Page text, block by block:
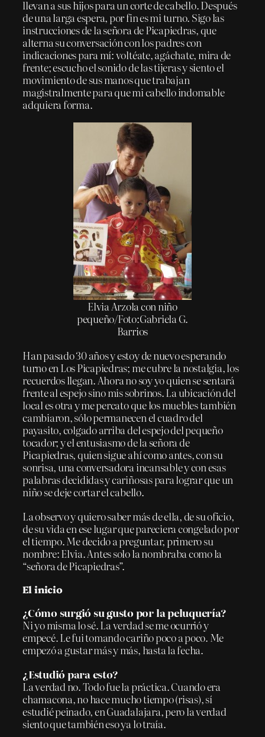
llevan a sus hijos para un corte de cabello. Después
de una larga espera, por fin es mi turno. Sigo las
instrucciones de la señora de Picapiedras, que
alterna su conversación con los padres con
indicaciones para mí: voltéate, agáchate, mira de
frente; escucho el sonido de las tijeras y siento el
movimiento de sus manos que trabajan
magistralmente para que mi cabello indomable
adquiera forma.
Elvia Arzola con niño
pequeño/Foto:Gabriela G.
Barrios
Han pasado 30 años y estoy de nuevo esperando
turno en Los Picapiedras; me cubre la nostalgia, los
recuerdos llegan. Ahora no soy yo quien se sentará
frente al espejo sino mis sobrinos. La ubicación del
local es otra y me percato que los muebles también
cambiaron, sólo permanecen el cuadro del
payasito, colgado arriba del espejo del pequeño
tocador; y el entusiasmo de la señora de
Picapiedras, quien sigue ahí como antes, con su
sonrisa, una conversadora incansable y con esas
palabras decididas y cariñosas para lograr que un
niño se deje cortar el cabello.
La observo y quiero saber más de ella, de su oficio,
de su vida en ese lugar que pareciera congelado por
el tiempo. Me decido a preguntar, primero su
nombre: Elvia. Antes solo la nombraba como la
“señora de Picapiedras”.
El inicio
¿Cómo surgió su gusto por la peluquería?
Ni yo misma lo sé. La verdad se me ocurrió y
empecé. Le fui tomando cariño poco a poco. Me
empezó a gustar más y más, hasta la fecha.
¿Estudió para esto?
La verdad no. Todo fue la práctica. Cuando era
chamacona, no hace mucho tiempo (risas), sí
estudié peinado, en Guadalajara, pero la verdad
siento que también eso ya lo traía.